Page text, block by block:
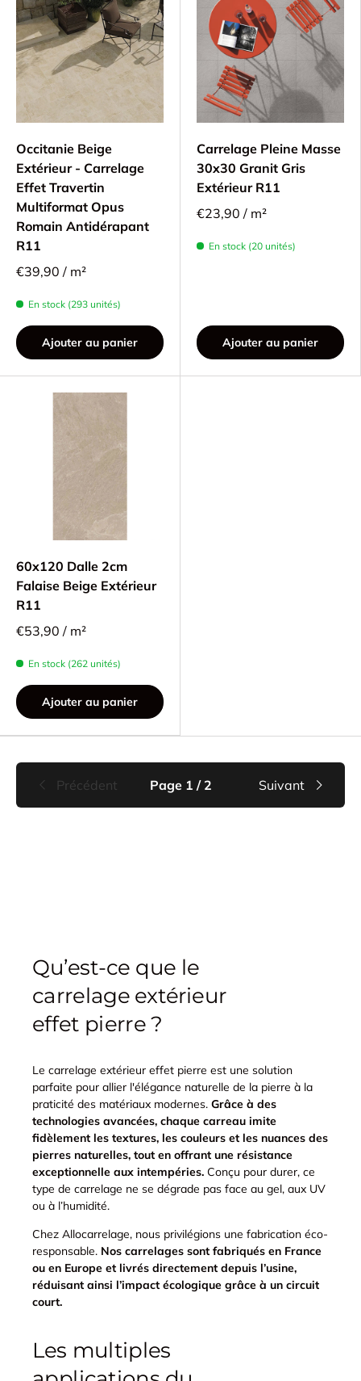
Occitanie Beige
Extérieur - Carrelage
Effet Travertin
Multiformat Opus
Romain Antidérapant
R11
€39,90 / m²
En stock (293 unités)
Ajouter au panier
Carrelage Pleine Masse
30x30 Granit Gris
Extérieur R11
€23,90 / m²
En stock (20 unités)
Ajouter au panier
60x120 Dalle 2cm
Falaise Beige Extérieur
R11
€53,90 / m²
En stock (262 unités)
Ajouter au panier
Précédent Page 1 / 2 Suivant
Qu’est-ce que le
carrelage extérieur
effet pierre ?
Le carrelage extérieur effet pierre est une solution
parfaite pour allier l'élégance naturelle de la pierre à la
praticité des matériaux modernes. Grâce à des
technologies avancées, chaque carreau imite
fidèlement les textures, les couleurs et les nuances des
pierres naturelles, tout en offrant une résistance
exceptionnelle aux intempéries. Conçu pour durer, ce
type de carrelage ne se dégrade pas face au gel, aux UV
ou à l’humidité.
Chez Allocarrelage, nous privilégions une fabrication éco-
responsable. Nos carrelages sont fabriqués en France
ou en Europe et livrés directement depuis l’usine,
réduisant ainsi l’impact écologique grâce à un circuit
court.
Les multiples